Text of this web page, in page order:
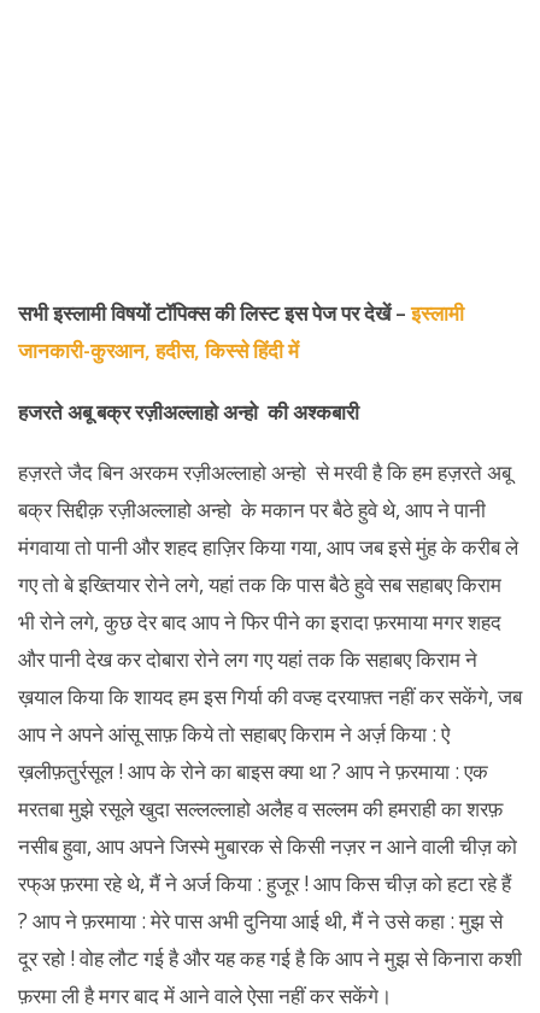
सभी इस्लामी विषयों टॉपिक्स की लिस्ट इस पेज पर देखें –इस्लामी
जानकारी-कुरआन, हदीस, किस्से हिंदी में
हजरते अबू बक्र रज़ीअल्लाहो अन्हो की अश्कबारी
हज़रते जैद बिन अरकम रज़ीअल्लाहो अन्हो से मरवी है कि हम हज़रते अबू
बक्र सिद्दीक़ रज़ीअल्लाहो अन्हो के मकान पर बैठे हुवे थे, आप ने पानी
मंगवाया तो पानी और शहद हाज़िर किया गया, आप जब इसे मुंह के करीब ले
गए तो बे इख्तियार रोने लगे, यहां तक कि पास बैठे हुवे सब सहाबए किराम
भी रोने लगे, कुछ देर बाद आप ने फिर पीने का इरादा फ़रमाया मगर शहद
और पानी देख कर दोबारा रोने लग गए यहां तक कि सहाबए किराम ने
ख़याल किया कि शायद हम इस गिर्या की वज्ह दरयाफ़्त नहीं कर सकेंगे, जब
आप ने अपने आंसू साफ़ किये तो सहाबए किराम ने अर्ज़ किया : ऐ
ख़लीफ़तुर्रसूल ! आप के रोने का बाइस क्या था ? आप ने फ़रमाया : एक
मरतबा मुझे रसूले खुदा सल्लल्लाहो अलैह व सल्लम की हमराही का शरफ़
नसीब हुवा, आप अपने जिस्मे मुबारक से किसी नज़र न आने वाली चीज़ को
रफ्अ फ़रमा रहे थे, मैं ने अर्ज किया : हुजूर ! आप किस चीज़ को हटा रहे हैं
? आप ने फ़रमाया : मेरे पास अभी दुनिया आई थी, मैं ने उसे कहा : मुझ से
दूर रहो ! वोह लौट गई है और यह कह गई है कि आप ने मुझ से किनारा कशी
फ़रमा ली है मगर बाद में आने वाले ऐसा नहीं कर सकेंगे।